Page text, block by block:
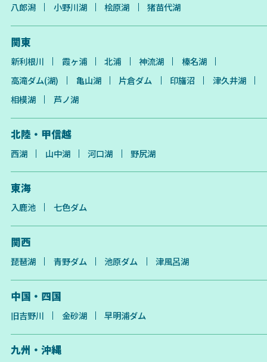
八郎潟 小野川湖 桧原湖 猪苗代湖
関東
新利根川 霞ヶ浦 北浦 神流湖
榛名湖
高滝ダム(湖)
亀山湖 片倉ダム 印旛沼
津久井湖
相模湖
芦ノ湖
北陸・甲信越
西湖 山中湖 河口湖 野尻湖
東海
入鹿池 七色ダム
関西
琵琶湖 青野ダム 池原ダム 津風呂湖
中国・四国
旧吉野川 金砂湖 早明浦ダム
九州・沖縄